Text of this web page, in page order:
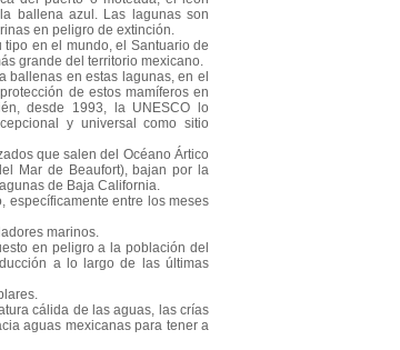
ballena azul. Las lagunas son
en peligro de extinción.
en el mundo, el Santuario de
grande del territorio mexicano.
ballenas en estas lagunas, en el
de estos mamíferos en
desde 1993, la UNESCO lo
y universal como sitio
que salen del Océano Ártico
Mar de Beaufort), bajan por la
de Baja California.
específicamente entre los meses
marinos.
en peligro a la población del
a lo largo de las últimas
cálida de las aguas, las crías
aguas mexicanas para tener a